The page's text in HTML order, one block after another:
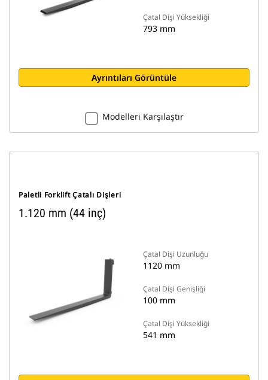
Çatal Dişi Yüksekliği
793 mm
Ayrıntıları Görüntüle
Modelleri Karşılaştır
Paletli Forklift Çatalı Dişleri
1.120 mm (44 inç)
Çatal Dişi Uzunluğu
1120 mm
Çatal Dişi Genişliği
100 mm
Çatal Dişi Yüksekliği
541 mm